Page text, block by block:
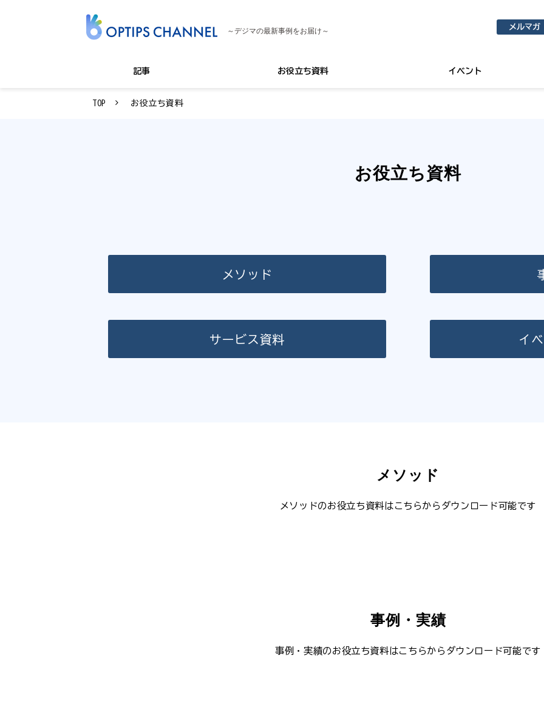
～デジマの最新事例をお届け～ メルマガ
記事 お役立ち資料 イベント
TOP お役立ち資料
お役立ち資料
メソッド
サービス資料 イ
メソッド
メソッドのお役立ち資料はこちらからダウンロード可能です
事例・実績
事例・実績のお役立ち資料はこちらからダウンロード可能です